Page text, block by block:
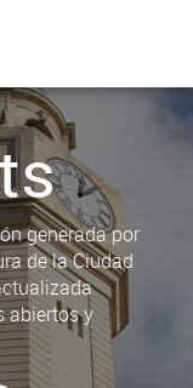
generada por
de la Ciudad
abiertos y